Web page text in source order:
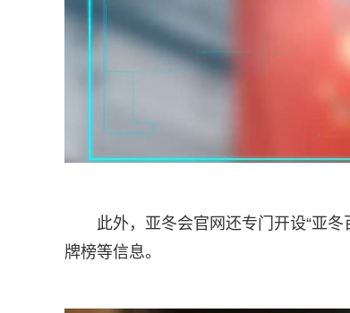
此外，亚冬会官网还专门开设“亚
牌榜等信息。